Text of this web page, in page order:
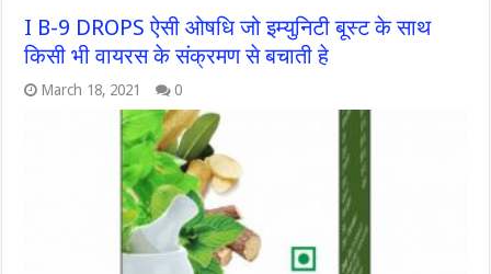
I B-9 DROPS ऐसी ओषधि जो इम्युनिटी बूस्ट के साथ
किसी भी वायरस के संक्रमण से बचाती हे
March 18, 2021 0